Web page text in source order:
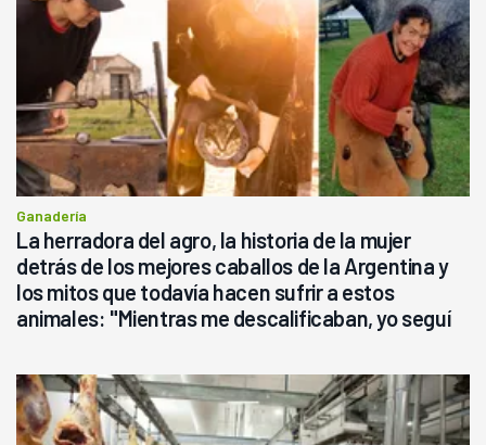
Ganadería
La herradora del agro, la historia de la mujer
detrás de los mejores caballos de la Argentina y
los mitos que todavía hacen sufrir a estos
animales: "Mientras me descalificaban, yo seguí